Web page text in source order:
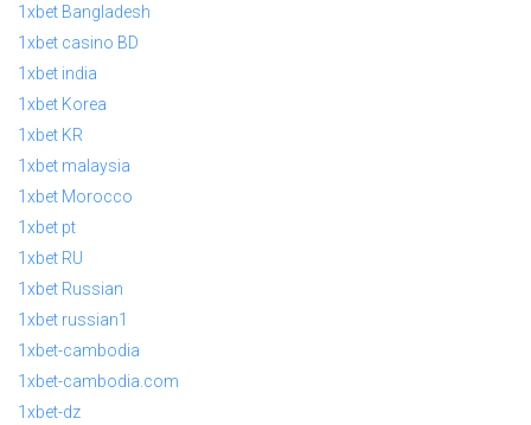
1xbet Bangladesh
1xbet casino BD
1xbet india
1xbet Korea
1xbet KR
1xbet malaysia
1xbet Morocco
1xbet pt
1xbet RU
1xbet Russian
1xbet russian1
1xbet-cambodia
1xbet-cambodia.com
1xbet-dz